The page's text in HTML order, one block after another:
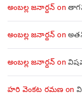
అంబల్ల జనార్దన్ on
అంబల్ల జనార్దన్ on
అంబల్ల జనార్దన్ on
హరి వెంకట రమణ on